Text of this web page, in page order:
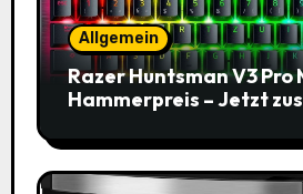
Allgemein
Razer Huntsman V3 Pro
Hammerpreis – Jetzt